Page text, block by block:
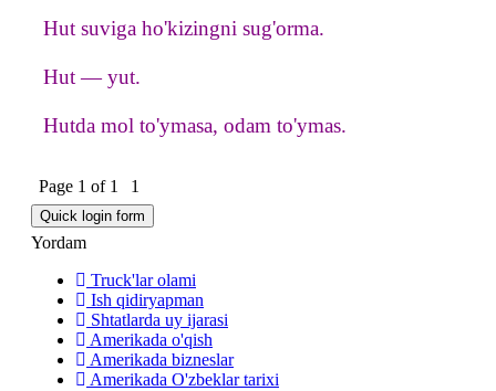
Hut suviga ho'kizingni sug'orma.
Hut — yut.
Hutda mol to'ymasa, odam to'ymas.
Page 1 of 1 1
Yordam
Truck'lar olami
Ish qidiryapman
Shtatlarda uy ijarasi
Amerikada o'qish
Amerikada bizneslar
Amerikada O'zbeklar tarixi